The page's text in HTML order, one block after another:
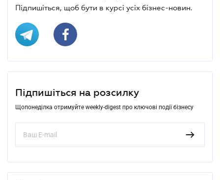
Підпишіться, щоб бути в курсі усіх бізнес-новин.
Підпишіться на розсилку
Щопонеділка отримуйте weekly-digest про ключові події бізнесу